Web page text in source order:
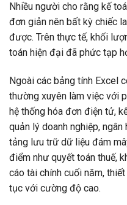
Nhiều người cho rằng kế
đơn giản nên bất kỳ chiếc
được. Trên thực tế, khối
toán hiện đại đã phức tạp
Ngoài các bảng tính Excel
thường xuyên làm việc với
hệ thống hóa đơn điện tử,
quản lý doanh nghiệp,
tảng lưu trữ dữ liệu đám
điểm như quyết toán thuế,
cáo tài chính cuối năm,
tục với cường độ cao.